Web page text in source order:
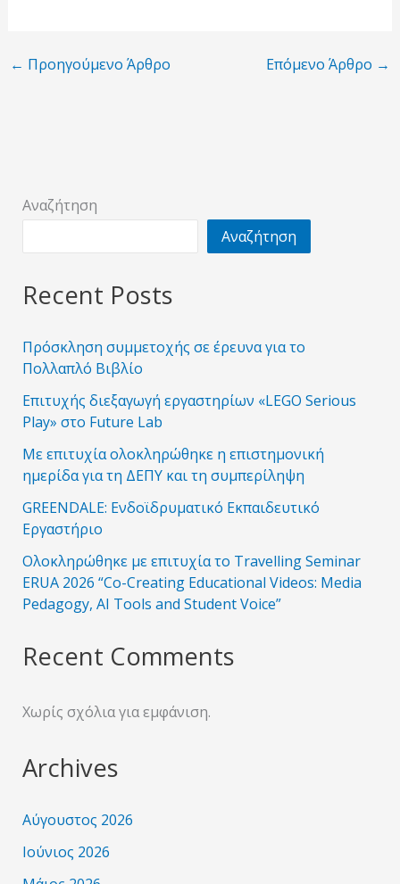
← Προηγούμενο Άρθρο Επόμενο Άρθρο →
Αναζήτηση
Αναζήτηση
Recent Posts
Πρόσκληση συμμετοχής σε έρευνα για το
Πολλαπλό Βιβλίο
Επιτυχής διεξαγωγή εργαστηρίων «LEGO Serious
Play» στο Future Lab
Με επιτυχία ολοκληρώθηκε η επιστημονική
ημερίδα για τη ΔΕΠΥ και τη συμπερίληψη
GREENDALE: Ενδοϊδρυματικό Εκπαιδευτικό
Εργαστήριο
Ολοκληρώθηκε με επιτυχία το Travelling Seminar
ERUA 2026 “Co-Creating Educational Videos: Media
Pedagogy, AI Tools and Student Voice”
Recent Comments
Χωρίς σχόλια για εμφάνιση.
Archives
Αύγουστος 2026
Ιούνιος 2026